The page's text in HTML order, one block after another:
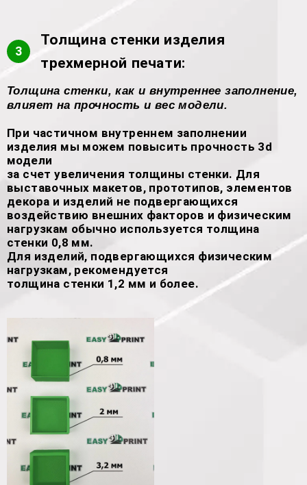
3
Толщина стенки изделия
трехмерной печати:
Толщина стенки, как и внутреннее заполнение,
влияет на прочность и вес модели.
При частичном внутреннем заполнении
изделия мы можем повысить прочность 3d
модели
за счет увеличения толщины стенки. Для
выставочных макетов, прототипов, элементов
декора и изделий не подвергающихся
воздействию внешних факторов и физическим
нагрузкам обычно используется толщина
стенки 0,8 мм.
Для изделий, подвергающихся физическим
нагрузкам, рекомендуется
толщина стенки 1,2 мм и более.